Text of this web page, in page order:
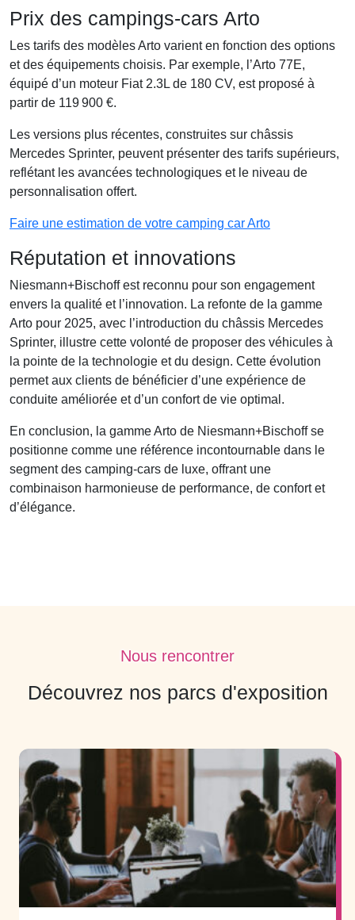
Prix des campings-cars Arto
Les tarifs des modèles Arto varient en fonction des options
et des équipements choisis. Par exemple, l’Arto 77E,
équipé d’un moteur Fiat 2.3L de 180 CV, est proposé à
partir de 119 900 €.
Les versions plus récentes, construites sur châssis
Mercedes Sprinter, peuvent présenter des tarifs supérieurs,
reflétant les avancées technologiques et le niveau de
personnalisation offert.
Faire une estimation de votre camping car Arto
Réputation et innovations
Niesmann+Bischoff est reconnu pour son engagement
envers la qualité et l’innovation. La refonte de la gamme
Arto pour 2025, avec l’introduction du châssis Mercedes
Sprinter, illustre cette volonté de proposer des véhicules à
la pointe de la technologie et du design. Cette évolution
permet aux clients de bénéficier d’une expérience de
conduite améliorée et d’un confort de vie optimal.
En conclusion, la gamme Arto de Niesmann+Bischoff se
positionne comme une référence incontournable dans le
segment des camping-cars de luxe, offrant une
combinaison harmonieuse de performance, de confort et
d’élégance.
Nous rencontrer
Découvrez nos parcs d'exposition